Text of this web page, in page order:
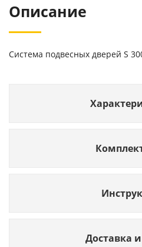
Описание
Система подвесных дверей S
Доставка